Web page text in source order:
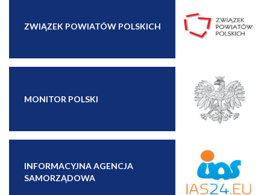
ZWIĄZEK POWIATÓW POLSKICH
MONITOR POLSKI
INFORMACYJNA AGENCJA
SAMORZĄDOWA